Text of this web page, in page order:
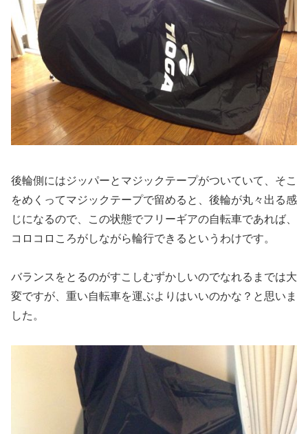
後輪側にはジッパーとマジックテープがついていて、そこ
をめくってマジックテープで留めると、後輪が丸々出る感
じになるので、この状態でフリーギアの自転車であれば、
コロコロころがしながら輪行できるというわけです。
バランスをとるのがすこしむずかしいのでなれるまでは大
変ですが、重い自転車を運ぶよりはいいのかな？と思いま
した。